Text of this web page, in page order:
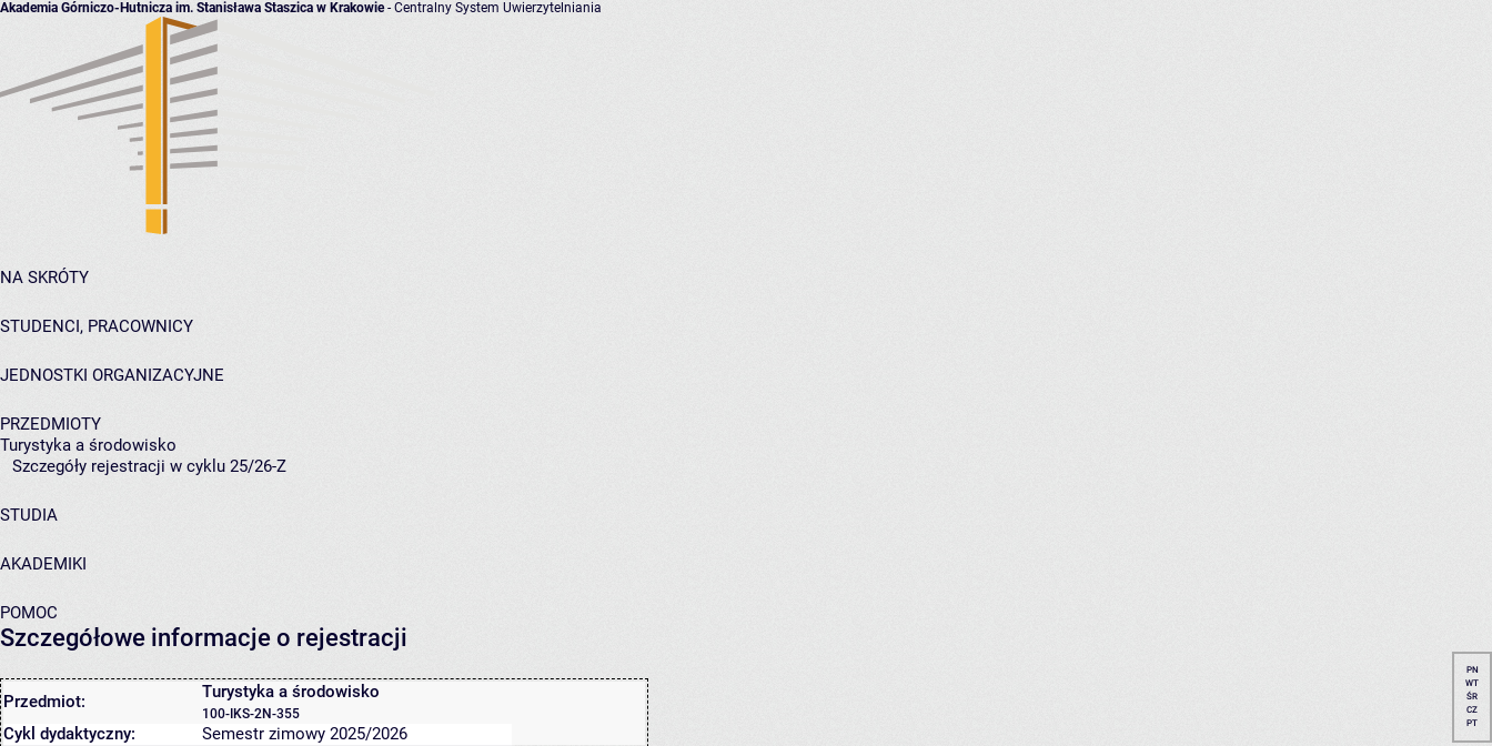
Akademia Górniczo-Hutnicza im. Stanisława Staszica w Krakowie- Centralny System Uwierzytelniania
NA SKRÓTY
STUDENCI, PRACOWNICY
JEDNOSTKI ORGANIZACYJNE
PRZEDMIOTY
Turystyka a środowisko
Szczegóły rejestracji w cyklu 25/26-Z
STUDIA
AKADEMIKI
POMOC
Szczegółowe informacje o rejestracji
Przedmiot: Turystyka a środowisko
100-IKS-2N-355
Cykl dydaktyczny: Semestr zimowy 2025/2026
PN
WT
ŚR
CZ
PT